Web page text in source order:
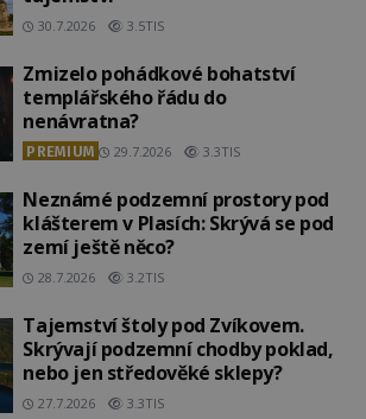
30.7.2026 3.5TIS
Zmizelo pohádkové bohatství
templářského řádu do
nenávratna?
PREMIUM 29.7.2026 3.3TIS
Neznámé podzemní prostory pod
klášterem v Plasích: Skrývá se pod
zemí ještě něco?
28.7.2026 3.2TIS
Tajemství štoly pod Zvíkovem.
Skrývají podzemní chodby poklad,
nebo jen středověké sklepy?
27.7.2026 3.3TIS